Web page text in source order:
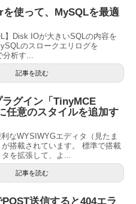
を使って、MySQLを最適
】Disk IOが大きいSQLの内容を
のスロークエリログを
分析す...
記事を読む
グイン「TinyMCE
任意のスタイルを追加す
なWYSIWYGエディタ（見たま
搭載されています。 標準で搭載
を拡張して、よ...
記事を読む
送信すると404エラ